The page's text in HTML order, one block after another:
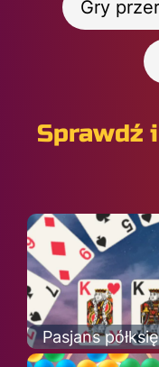
Gry
Sprawdź
Pasjans